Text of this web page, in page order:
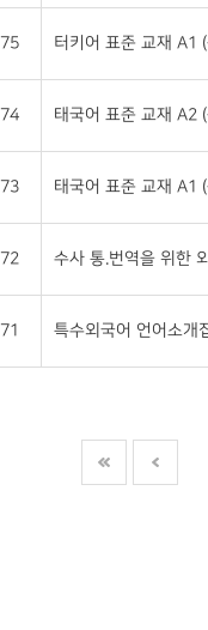
75 터키어 표준 교재 A1
74 태국어 표준 교재 A2
73 태국어 표준 교재 A1
72 수사 통.번역을 위한
71 특수외국어 언어소개